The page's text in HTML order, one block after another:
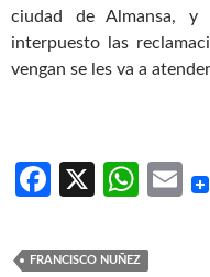
ciudad de Almansa,
interpuesto las
vengan se les va a
Fa
b
X
W
at
E
FRANCISCO NUÑEZ